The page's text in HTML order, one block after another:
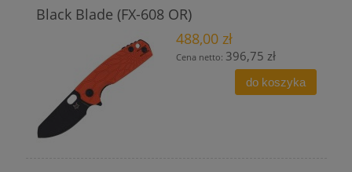
Black Blade (FX-608 OR)
488,00 zł
Cena netto: 396,75 zł
do koszyka